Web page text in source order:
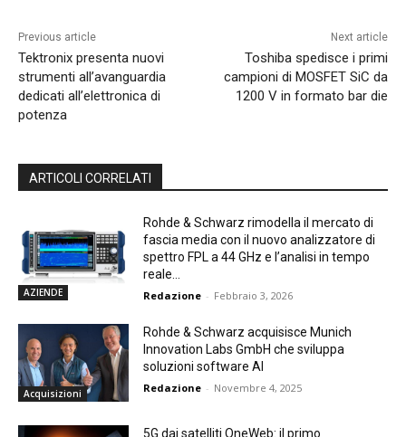
Previous article
Tektronix presenta nuovi
strumenti all’avanguardia
dedicati all’elettronica di
potenza
Next article
Toshiba spedisce i primi
campioni di MOSFET SiC da
1200 V in formato bar die
ARTICOLI CORRELATI
AZIENDE
Rohde & Schwarz rimodella il mercato di
fascia media con il nuovo analizzatore di
spettro FPL a 44 GHz e l’analisi in tempo
reale...
Redazione - Febbraio 3, 2026
Acquisizioni
Rohde & Schwarz acquisisce Munich
Innovation Labs GmbH che sviluppa
soluzioni software AI
Redazione - Novembre 4, 2025
5G dai satelliti OneWeb: il primo